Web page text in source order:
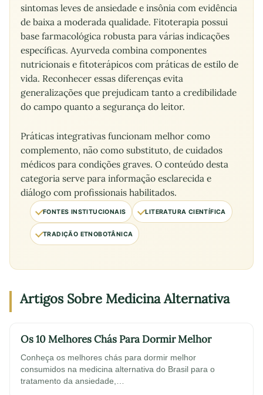
sintomas leves de ansiedade e insônia com evidência
de baixa a moderada qualidade. Fitoterapia possui
base farmacológica robusta para várias indicações
específicas. Ayurveda combina componentes
nutricionais e fitoterápicos com práticas de estilo de
vida. Reconhecer essas diferenças evita
generalizações que prejudicam tanto a credibilidade
do campo quanto a segurança do leitor.
Práticas integrativas funcionam melhor como
complemento, não como substituto, de cuidados
médicos para condições graves. O conteúdo desta
categoria serve para informação esclarecida e
diálogo com profissionais habilitados.
FONTES INSTITUCIONAIS LITERATURA CIENTÍFICA
TRADIÇÃO ETNOBOTÂNICA
Artigos Sobre Medicina Alternativa
Os 10 Melhores Chás Para Dormir Melhor
Conheça os melhores chás para dormir melhor
consumidos na medicina alternativa do Brasil para o
tratamento da ansiedade,…